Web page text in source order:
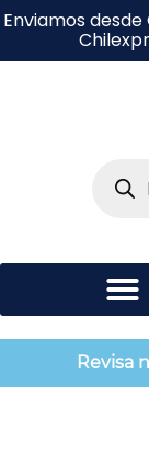
Enviamos
Revisa